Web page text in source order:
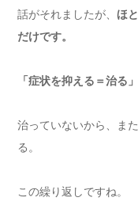
話がそれましたが、 ほ
だけです。
「症状を抑える＝治る
治っていないから、ま
る。
この繰り返しですね。